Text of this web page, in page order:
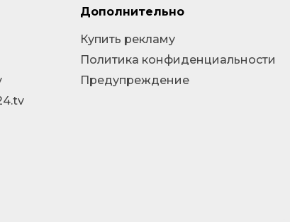
Дополнительно
Купить рекламу
Политика конфиденциальности
Предупреждение